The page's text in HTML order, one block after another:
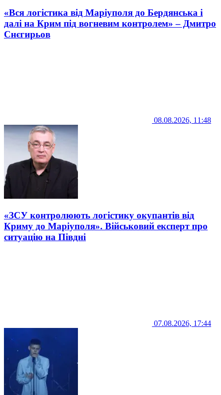
«Вся логістика від Маріуполя до Бердянська і
далі на Крим під вогневим контролем» – Дмитро
Снєгирьов
08.08.2026, 11:48
«ЗСУ контролюють логістику окупантів від
Криму до Маріуполя». Військовий експерт про
ситуацію на Півдні
07.08.2026, 17:44